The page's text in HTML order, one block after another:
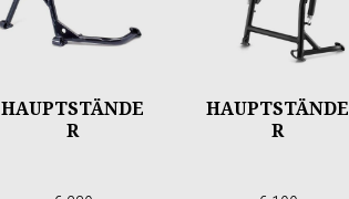
HAUPTSTÄNDE
R
HAUPTSTÄNDE
R